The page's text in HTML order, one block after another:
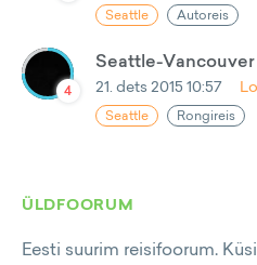
Seattle Autoreis
4
Seattle-
21. dets 2015 10:57
Seattle Rongireis
ÜLDFOORUM
Eesti suurim reisifoorum.